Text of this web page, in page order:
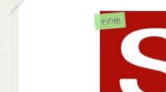
その他